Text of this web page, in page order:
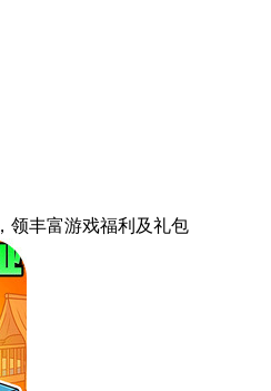
，领丰富游戏福利 及礼包